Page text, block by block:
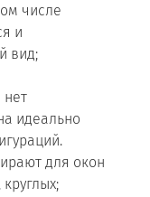
числе
и
вид;
нет
идеально
для окон